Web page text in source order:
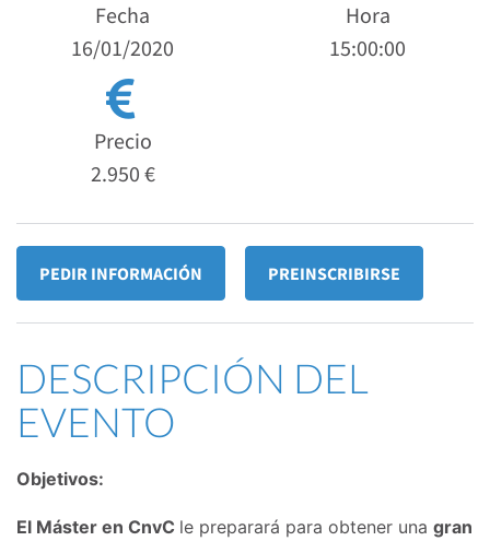
Fecha
16/01/2020
Hora
15:00:00
Precio
2.950 €
PEDIR INFORMACIÓN PREINSCRIBIRSE
DESCRIPCIÓN DEL
EVENTO
Objetivos:
El Máster en CnvC le preparará para obtener una gran